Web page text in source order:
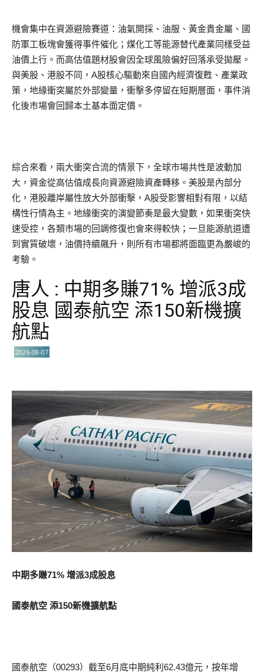
機會集中在資源避險賽道：油氣開採、油服、黃金貴金屬、國
防軍工板塊會獲得事件催化；煤化工等能源替代產業同樣受益
油價上行。而高估值題材股會因全球風險偏好回落承受拋壓。
與美股、港股不同，A股核心驅動來自國內經濟復甦、產業政
策，地緣衝突屬於外部變量，衝擊多停留在短期層面，事件消
化後市場會回歸本土基本面定價。
綜合來看，兩大衝突合流的情景下，全球市場共性是波動加
大，資金從高估值成長向資源避險資產轉移。美股是內部分
化，港股離岸屬性放大外部衝擊，A股受影響相對有限，以結
構性行情為主。地緣衝突的演變節奏是最大變數，如果衝突快
速受控，各類市場的回調修復也會來得較快；一旦能源航道遭
到實質破壞，油價持續飆升，則所有市場都將面臨更為嚴峻的
考驗。
唐人 : 中期多賺71% 增派3成
股息 國泰航空 添150新機擴
航點
2026-08-07
中期多賺71% 增派3成股息
國泰航空 添150新機擴航點
國泰航空（00293）截至6月底中期純利62.43億元，按年增